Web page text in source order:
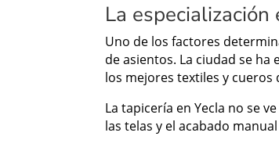
La
Uno de los factores
de asientos. La ciudad se
los mejores textiles y cueros
La tapicería en Yecla no se
las telas y el acabado